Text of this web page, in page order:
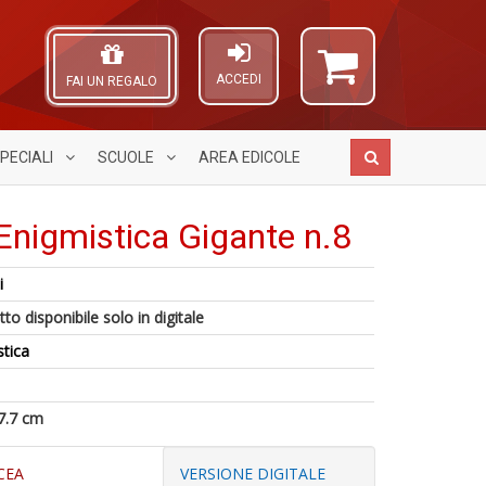
ACCEDI
FAI UN REGALO
SCUOLE AREA EDICOLE
Gigante n.8
disponibile solo in digitale
cm
VERSIONE DIGITALE